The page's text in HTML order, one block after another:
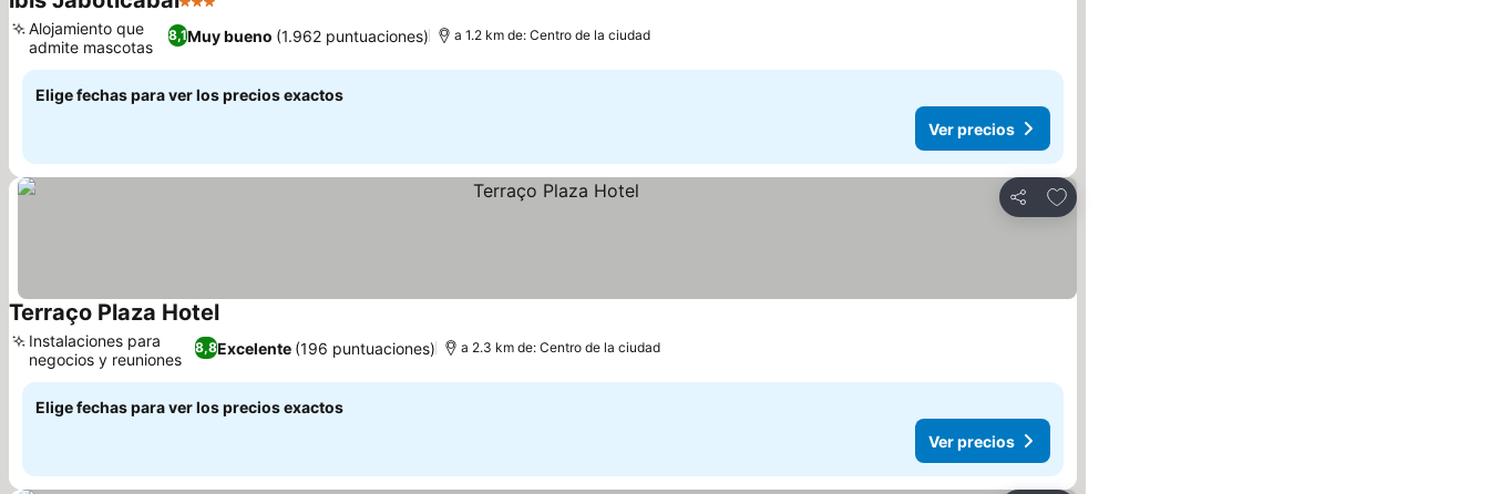
3 Estrellas
8,1Muy bueno (1.962 puntuaciones)
Alojamiento que
admite mascotas
a 1.2 km de: Centro de la ciudad
Elige fechas para ver los precios exactos
Ver precios
Compartir
Agregar a favoritos
Terraço Plaza Hotel
8,8Excelente (196 puntuaciones)
Instalaciones para
negocios y reuniones
a 2.3 km de: Centro de la ciudad
Elige fechas para ver los precios exactos
Ver precios